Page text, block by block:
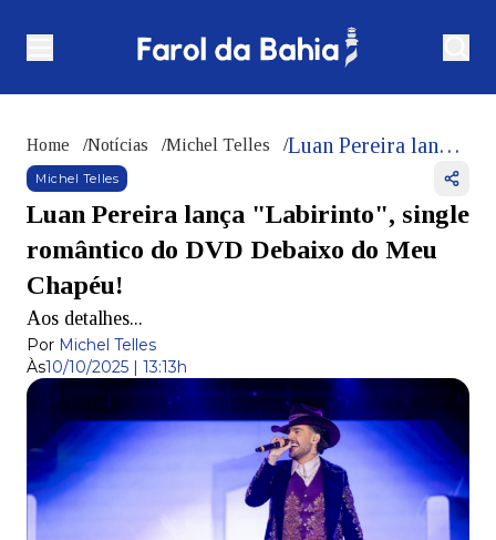
Home /Notícias /Michel Telles / Luan Pereira lança "Labirinto", single romântico do DVD Debaixo do Meu Chapéu!
Michel Telles
Luan Pereira lança "Labirinto", single
romântico do DVD Debaixo do Meu
Chapéu!
Aos detalhes...
Por Michel Telles
Às10/10/2025 | 13:13h